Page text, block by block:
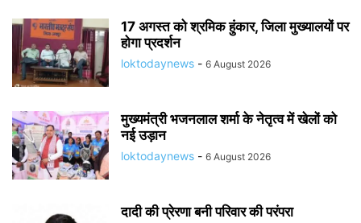
17 अगस्त को श्रमिक हुंकार, जिला मुख्यालयों पर
होगा प्रदर्शन
loktodaynews - 6 August 2026
मुख्यमंत्री भजनलाल शर्मा के नेतृत्व में खेलों को
नई उड़ान
loktodaynews - 6 August 2026
दादी की प्रेरणा बनी परिवार की परंपरा